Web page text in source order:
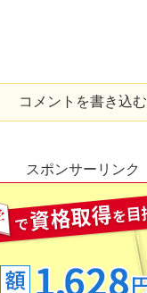
コメントを書き込む
スポンサーリンク